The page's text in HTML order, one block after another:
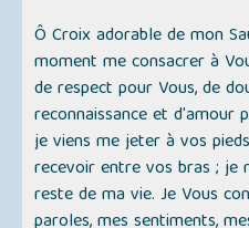
Ô Croix adorable de mon
moment me consacrer à
de respect pour Vous, de
reconnaissance et d'amour
je viens me jeter à vos
recevoir entre vos bras ; je
reste de ma vie. Je Vous